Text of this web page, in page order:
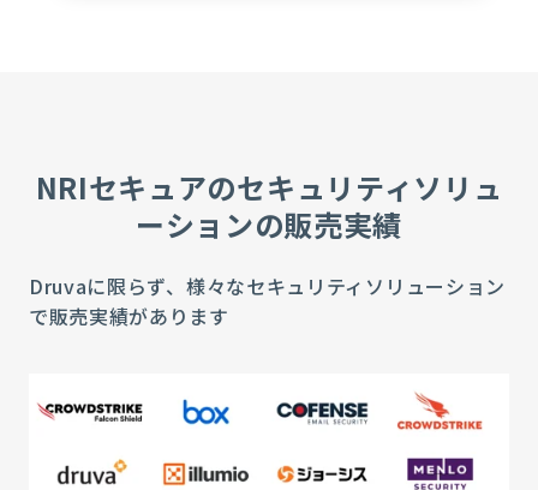
NRIセキュアのセキュリティソリュ
ーションの販売実績
Druvaに限らず、様々なセキュリティソリューション
で販売実績があります